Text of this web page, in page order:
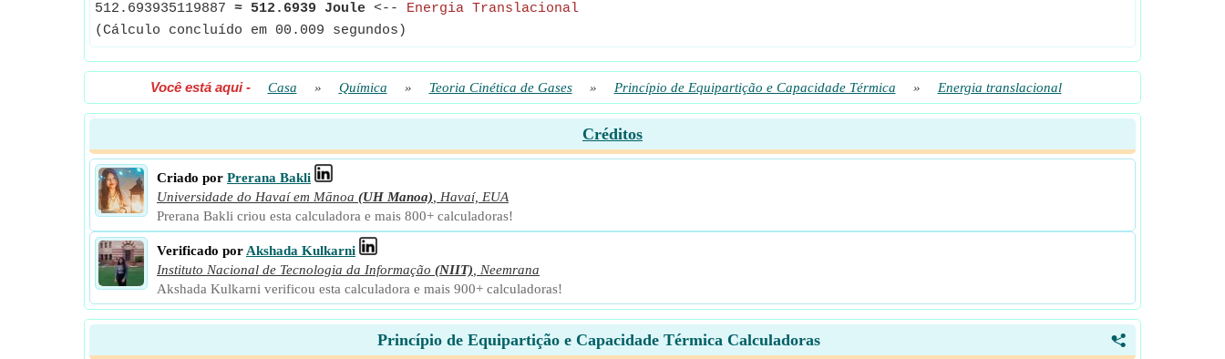
512.693935119887 ≈ 512.6939 Joule <-- Energia Translacional
(Cálculo concluído em 00.009 segundos)
Você está aqui- Casa » Química » Teoria Cinética de Gases » Princípio de Equipartição e Capacidade Térmica » Energia translacional
Créditos
Criado por Prerana Bakli
Universidade do Havaí em Mānoa (UH Manoa)
Havaí, EUA
Prerana Bakli criou esta calculadora e mais 800+ calculadoras!
Verificado por Akshada Kulkarni
Instituto Nacional de Tecnologia da Informação (NIIT)
Neemrana
Akshada Kulkarni verificou esta calculadora e mais 900+ calculadoras!
<
Princípio de Equipartição e Capacidade Térmica Calculadoras